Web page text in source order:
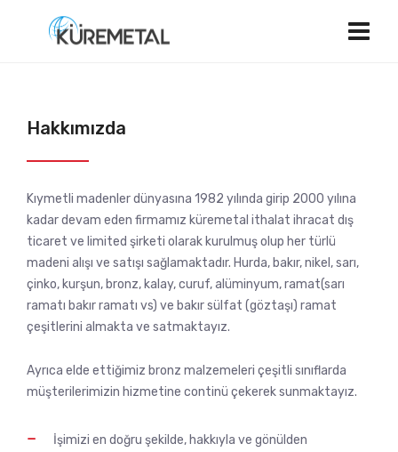
Hakkımızda
Kıymetli madenler dünyasına 1982 yılında girip 2000 yılına
kadar devam eden firmamız küremetal ithalat ihracat dış
ticaret ve limited şirketi olarak kurulmuş olup her türlü
madeni alışı ve satışı sağlamaktadır. Hurda, bakır, nikel, sarı,
çinko, kurşun, bronz, kalay, curuf, alüminyum, ramat(sarı
ramatı bakır ramatı vs) ve bakır sülfat (göztaşı) ramat
çeşitlerini almakta ve satmaktayız.
Ayrıca elde ettiğimiz bronz malzemeleri çeşitli sınıflarda
müşterilerimizin hizmetine continü çekerek sunmaktayız.
İşimizi en doğru şekilde, hakkıyla ve gönülden